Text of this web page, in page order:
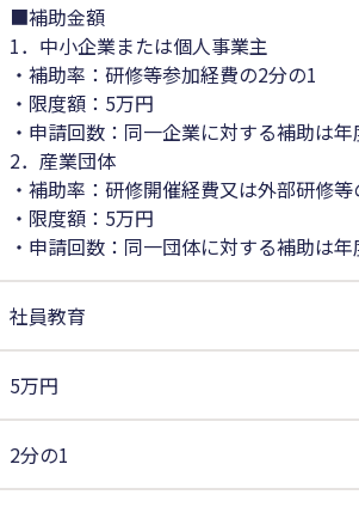
■補助金額
1．中小企業または個人事業主
・補助率：研修等参加経費の2分の1
・限度額：5万円
・申請回数：同一企業に対する補助は
2．産業団体
・補助率：研修開催経費又は外部研修
・限度額：5万円
・申請回数：同一団体に対する補助は
社員教育
5万円
2分の1